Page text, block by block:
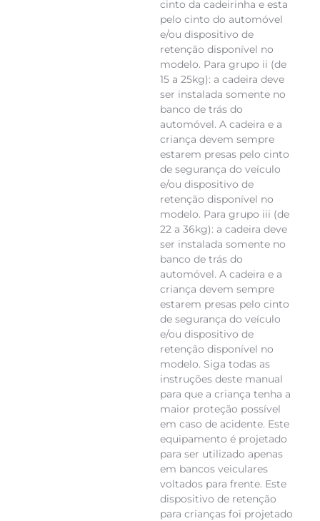
cinto da cadeirinha e esta
pelo cinto do automóvel
e/ou dispositivo de
retenção disponível no
modelo. Para grupo ii (de
15 a 25kg): a cadeira deve
ser instalada somente no
banco de trás do
automóvel. A cadeira e a
criança devem sempre
estarem presas pelo cinto
de segurança do veículo
e/ou dispositivo de
retenção disponível no
modelo. Para grupo iii (de
22 a 36kg): a cadeira deve
ser instalada somente no
banco de trás do
automóvel. A cadeira e a
criança devem sempre
estarem presas pelo cinto
de segurança do veículo
e/ou dispositivo de
retenção disponível no
modelo. Siga todas as
instruções deste manual
para que a criança tenha a
maior proteção possível
em caso de acidente. Este
equipamento é projetado
para ser utilizado apenas
em bancos veiculares
voltados para frente. Este
dispositivo de retenção
para crianças foi projetado